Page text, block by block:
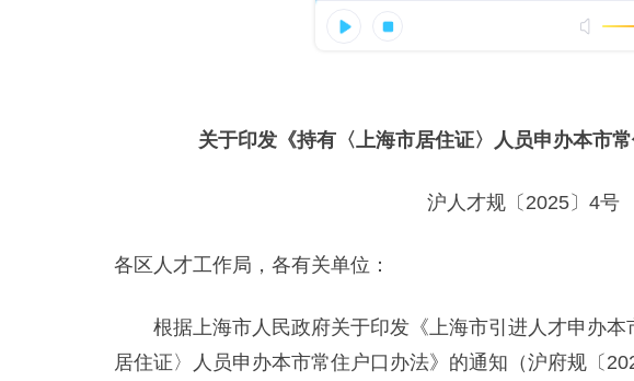
关于印发《持有〈上海市居住证〉人员申办本市
沪人才规〔2025〕4号
各区人才工作局，各有关单位：
根据上海市人民政府关于印发《上海市引进人才申办本
居住证〉人员申办本市常住户口办法》的通知（沪府规〔